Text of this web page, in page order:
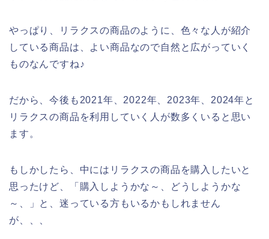
やっぱり、リラクスの商品のように、色々な人が紹介
している商品は、よい商品なので自然と広がっていく
ものなんですね♪
だから、今後も2021年、2022年、2023年、2024年と
リラクスの商品を利用していく人が数多くいると思い
ます。
もしかしたら、中にはリラクスの商品を購入したいと
思ったけど、「購入しようかな～、どうしようかな
～、」と、迷っている方もいるかもしれません
が、、、